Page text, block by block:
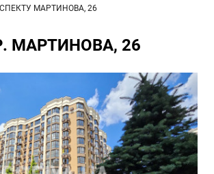
МАРТИНОВА, 26
МАРТИНОВА, 26